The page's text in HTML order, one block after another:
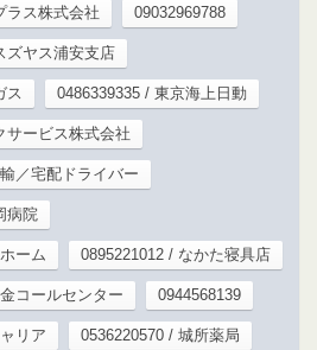
ラス株式会社 09032969788
ズヤス浦安支店
ス 0486339335 / 東京海上日動
サービス株式会社
／宅配ドライバー
病院
ーム 0895221012 / なかた寝具店
コールセンター 0944568139
リア 0536220570 / 城所薬局